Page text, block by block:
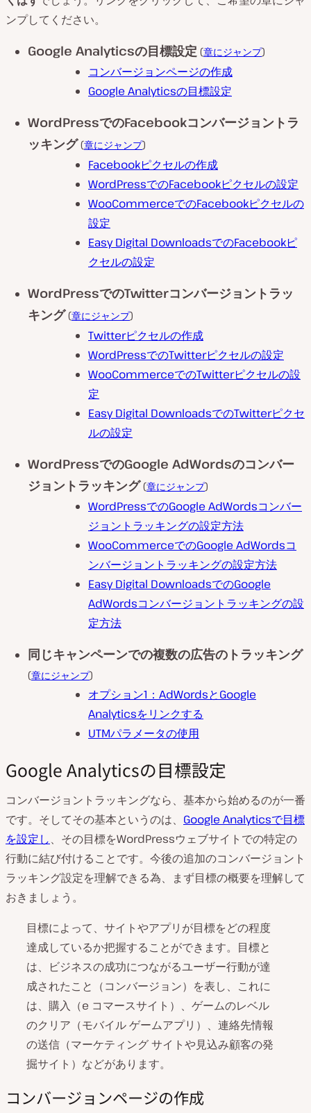
ンプしてください。
Google Analyticsの目標設定 (章にジャンプ)
コンバージョンページの作成
Google Analyticsの目標設定
WordPressでのFacebookコンバージョントラ
ッキング (章にジャンプ)
Facebookピクセルの作成
WordPressでのFacebookピクセルの設定
WooCommerceでのFacebookピクセルの
設定
Easy Digital DownloadsでのFacebookピ
クセルの設定
WordPressでのTwitterコンバージョントラッ
キング (章にジャンプ)
Twitterピクセルの作成
WordPressでのTwitterピクセルの設定
WooCommerceでのTwitterピクセルの設
定
Easy Digital DownloadsでのTwitterピクセ
ルの設定
WordPressでのGoogle AdWordsのコンバー
ジョントラッキング (章にジャンプ)
WordPressでのGoogle AdWordsコンバー
ジョントラッキングの設定方法
WooCommerceでのGoogle AdWordsコ
ンバージョントラッキングの設定方法
Easy Digital DownloadsでのGoogle
AdWordsコンバージョントラッキングの設
定方法
同じキャンペーンでの複数の広告のトラッキング
(章にジャンプ)
オプション1：AdWordsとGoogle
Analyticsをリンクする
UTMパラメータの使用
Google Analyticsの目標設定
コンバージョントラッキングなら、基本から始めるのが一番
です。そしてその基本というのは、 Google Analyticsで目標
を設定し、その目標をWordPressウェブサイトでの特定の
行動に結び付けることです。今後の追加のコンバージョント
ラッキング設定を理解できる為、まず目標の概要を理解して
おきましょう。
目標によって、サイトやアプリが目標をどの程度
達成しているか把握することができます。目標と
は、ビジネスの成功につながるユーザー行動が達
成されたこと（コンバージョン）を表し、これに
は、購入（e コマースサイト）、ゲームのレベル
のクリア（モバイル ゲームアプリ）、連絡先情報
の送信（マーケティング サイトや見込み顧客の発
掘サイト）などがあります。
コンバージョンページの作成